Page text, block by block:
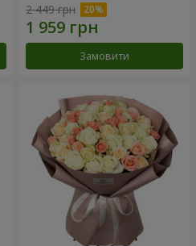
2 449 грн
Замовити